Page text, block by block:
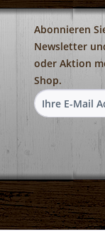
Abonnieren
Newsletter
oder Aktion
Shop.